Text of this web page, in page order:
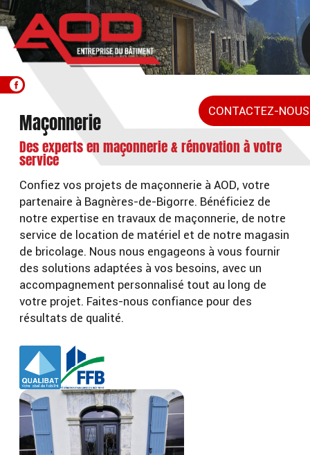
Aller
au
contenu
principal
Maçonnerie
Des experts en maçonnerie & rénovation à votre
service
Confiez vos projets de maçonnerie à AOD, votre
partenaire à Bagnères-de-Bigorre. Bénéficiez de
notre expertise en travaux de maçonnerie, de notre
service de location de matériel et de notre magasin
de bricolage. Nous nous engageons à vous fournir
des solutions adaptées à vos besoins, avec un
accompagnement personnalisé tout au long de
votre projet. Faites-nous confiance pour des
résultats de qualité.
CONTACTEZ-NOUS